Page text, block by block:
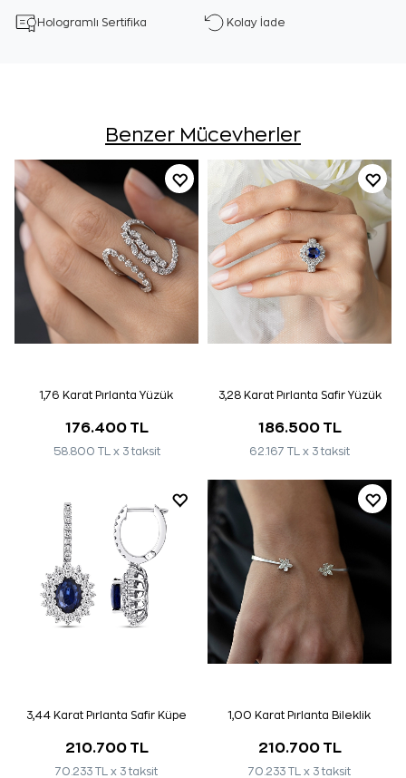
Hologramlı Sertifika Kolay İade
Benzer Mücevherler
1,76 Karat Pırlanta Yüzük
176.400 TL
58.800 TL x 3 taksit
3,28 Karat Pırlanta Safir Yüzük
186.500 TL
62.167 TL x 3 taksit
3,44 Karat Pırlanta Safir Küpe
210.700 TL
70.233 TL x 3 taksit
1,00 Karat Pırlanta Bileklik
210.700 TL
70.233 TL x 3 taksit